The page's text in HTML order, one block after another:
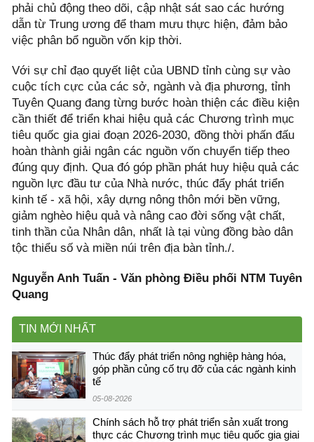
phải chủ động theo dõi, cập nhật sát sao các hướng
dẫn từ Trung ương để tham mưu thực hiện, đảm bảo
việc phân bổ nguồn vốn kịp thời.
Với sự chỉ đạo quyết liệt của UBND tỉnh cùng sự vào
cuộc tích cực của các sở, ngành và địa phương, tỉnh
Tuyên Quang đang từng bước hoàn thiện các điều kiện
cần thiết để triển khai hiệu quả các Chương trình mục
tiêu quốc gia giai đoạn 2026-2030, đồng thời phấn đấu
hoàn thành giải ngân các nguồn vốn chuyển tiếp theo
đúng quy định. Qua đó góp phần phát huy hiệu quả các
nguồn lực đầu tư của Nhà nước, thúc đẩy phát triển
kinh tế - xã hội, xây dựng nông thôn mới bền vững,
giảm nghèo hiệu quả và nâng cao đời sống vật chất,
tinh thần của Nhân dân, nhất là tại vùng đồng bào dân
tộc thiểu số và miền núi trên địa bàn tỉnh./.
Nguyễn Anh Tuấn - Văn phòng Điều phối NTM Tuyên
Quang
TIN MỚI NHẤT
Thúc đẩy phát triển nông nghiệp hàng hóa,
góp phần củng cố trụ đỡ của các ngành kinh
tế
05-08-2026
Chính sách hỗ trợ phát triển sản xuất trong
thực các Chương trình mục tiêu quốc gia giai